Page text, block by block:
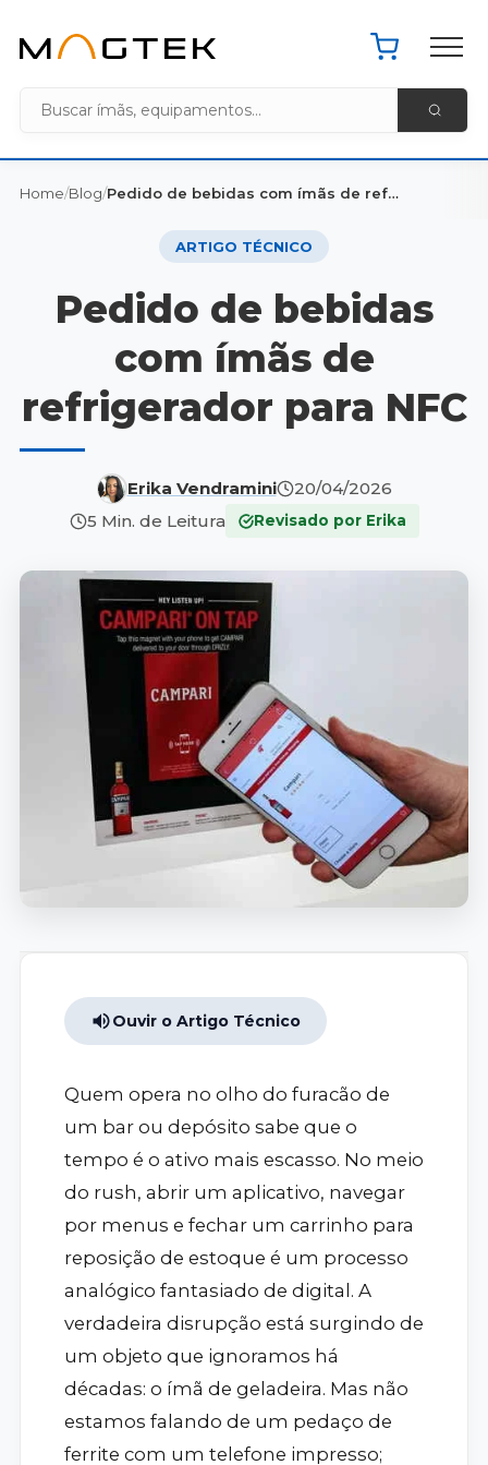
Pacote de
Home/Blog/ Pedido de bebidas com ímãs de refrigerador para NFC
ARTIGO TÉCNICO
Pedido de bebidas
com ímãs de
refrigerador para NFC
Erika Vendramini
20/04/2026
5 Min. de Leitura
Revisado por Erika
Ouvir o Artigo Técnico
Quem opera no olho do furacão de
um bar ou depósito sabe que o
tempo é o ativo mais escasso. No meio
do rush, abrir um aplicativo, navegar
por menus e fechar um carrinho para
reposição de estoque é um processo
analógico fantasiado de digital. A
verdadeira disrupção está surgindo de
um objeto que ignoramos há
décadas: o ímã de geladeira. Mas não
estamos falando de um pedaço de
ferrite com um telefone impresso;